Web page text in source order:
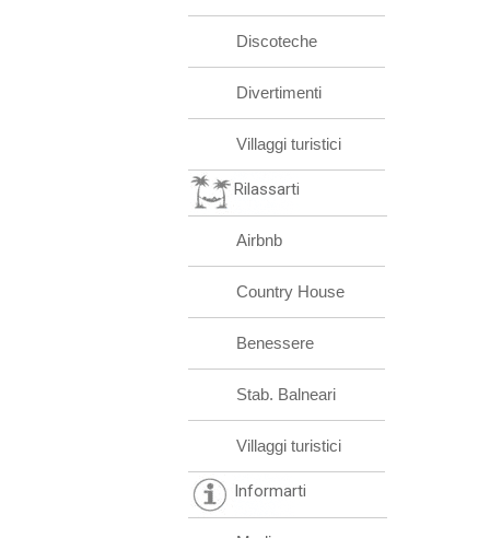
Discoteche
Divertimenti
Villaggi turistici
Rilassarti
Airbnb
Country House
Benessere
Stab. Balneari
Villaggi turistici
Informarti